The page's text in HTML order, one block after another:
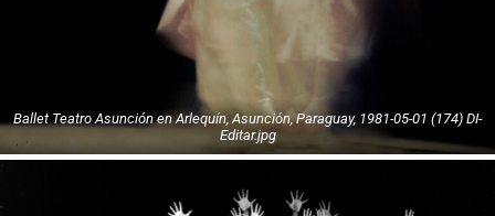
Ballet Teatro Asunción en Arlequín, Asunción, Paraguay, 1981-05-01 (174) DI-
Editar.jpg